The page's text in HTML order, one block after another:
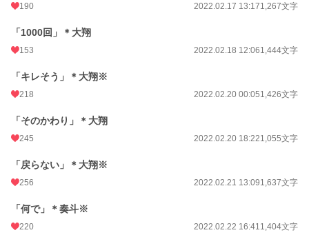
190 2022.02.17 13:171,267文字
「1000回」＊大翔
153 2022.02.18 12:061,444文字
「キレそう」＊大翔※
218 2022.02.20 00:051,426文字
「そのかわり」＊大翔
245 2022.02.20 18:221,055文字
「戻らない」＊大翔※
256 2022.02.21 13:091,637文字
「何で」＊奏斗※
220 2022.02.22 16:411,404文字